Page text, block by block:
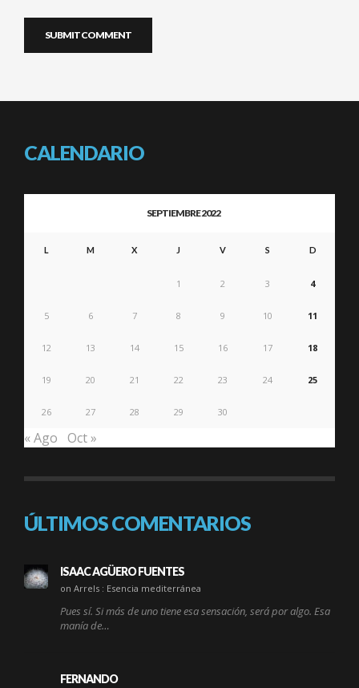
CALENDARIO
SEPTIEMBRE 2022
L M X J V S D
1 2 3 4
5 6 7 8 9 10 11
12 13 14 15 16 17 18
19 20 21 22 23 24 25
26 27 28 29 30
« Ago Oct »
ÚLTIMOS COMENTARIOS
ISAAC AGÜERO FUENTES
on Arrels : Esencia mediterránea
Pues sí. Si más de uno tiene esa sensación, será por algo. Esa
manía de…
FERNANDO